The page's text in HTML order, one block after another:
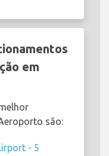
em
são:
- 5